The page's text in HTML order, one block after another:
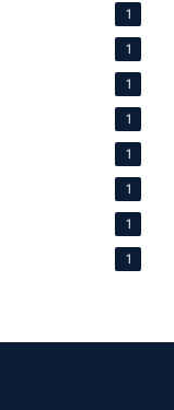
1
1
1
1
1
1
1
1